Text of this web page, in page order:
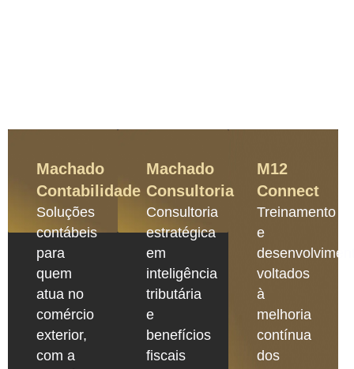
Machado
Contabilidade
Soluções
contábeis
para
quem
atua no
comércio
exterior,
com a
Machado
Consultoria
Consultoria
estratégica
em
inteligência
tributária
e
benefícios
fiscais
M12
Connect
Treinamento
e
voltados
à
melhoria
contínua
dos